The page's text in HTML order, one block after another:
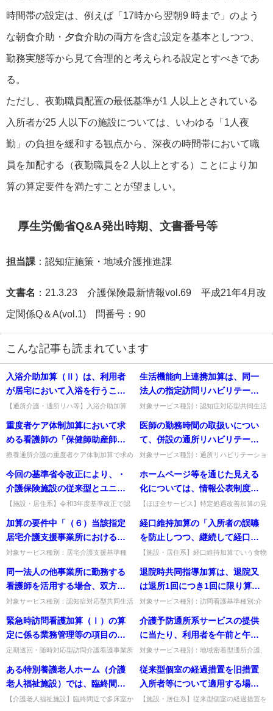
時間帯の設定は、例えば「17時から翌朝9 時まで」のよう
な朝食介助・夕食介助の両方を含む設定を基本としつつ、
勤務実態等から見て合理的と考えられる設定とすべきであ
る。
ただし、夜勤職員配置の最低基準が1 人以上とされている
入所者が25 人以下の施設については、いわゆる「1人夜
勤」の負担を緩和する観点から、深夜の時間帯において職
員を加配する（夜勤職員を2 人以上とする）ことにより加
算の算定要件を満たすことが望ましい。
厚生労働省Q&A発出時期、文書番号等
担当課 ：認知症施策・地域介護推進課
文書名 ：21.3.23 介護保険最新情報vol.69 平成21年4月改
定関係Q＆A(vol.1) 問番号：90
こんな記事も読まれています
入浴介助加算（Ⅱ）は、利用者
が居宅において入浴を行うこと
ができるようになることを目的
とするものであるが、この場合
の「居宅」とはどのような場所
【通所介護・通所リハ等】入浴介助加算
宅（高齢者住宅含む）や親族の自宅を想定
し、浴室がない等の場合は5...
生活機能向上連携加算は、同一
法人の指定訪問リハビリテーシ
ョン事業所若しくは指定通所リ
ハビリテーション事業所又はリ
ハビリテーションを実施してい
可病床数200床未満のものに限
る。）と連携する場合も算定で
きるものと考えてよいか。
対象サービス種別：認知症対応型共同生活
携加算」質問生活機能向上連携加算は、同
一法人の指定訪問リハビリテ...
重度者ケア体制加算において求
める看護師の「保健師助産師看
護師法第37条の2第2項第5号に規
定する指定研修機関において行
われる研修等」とは、どのよう
療養通所介護の重度者ケア体制加算で求め
に係る看護師の研修制度により厚生労働大
臣が指定する指定研修機関で...
医師の勤務時間の取扱いについ
て、併設の通所リハビリテーシ
ョン事業所等のリハビリテーシ
ョン会議に参加している時間
や、リハビリテーションマネジ
ている場合であって、医師が通
所リハビリテーション計画等に
ついて本人又は家族に対する説
明等に要する時間については、
病院、診療所及び介護老人保健
施設、介護医療院の医師の人員
対象サービス種別：通所リハビリテーショ
医師の勤務時間の取扱いについて、併設の
通所リハビリテーション事業...
今回の基準省令改正により、・
介護保険施設の従来型とユニッ
ト型を併設する場合に、介護・
看護職員が兼務すること・広域
型特別養護老人ホーム又は介護
老人保健施設と小規模多機能型
居宅介護事業所を併設する場合
に、管理者・介護職員が兼務す
ること・本体施設が（地域密着
型）特別養護老人ホームである
場合に、サテライト型居住施設
に生活相談員を置かないこと・
て、栄養士を置かないこと・施
設系サービス及び短期入所系サ
ービスにおける個室ユニット型
【施設・居住系】令和3年度基準改正で認
意点。ケアの質の担保と、職員の労務管理
への十分な配慮が必要。出典...
ホームページ等を通じた見える
化については、情報公表制度を
活用しないことも可能か。
【ほぼ全サービス】特定処遇改善加算の見
可能か。自事業所のホームページで取得状
況等を公表することも可能。...
加算の要件中「（６）当該指定
居宅介護支援事業所における介
護支援専門員に対し、計画的に
研修を実施していること。」と
あり、「毎年度少なくとも次年
度が始まるまでに次年度の計画
を定めなければならない」とあ
るが、各年４月に算定するにあ
たり、事業所は報酬算定にかか
る届出までに研修計画を定めれ
ば算定できるのか。
対象サービス種別：居宅介護支援基準種
の要件中「（６）当該指定居宅介護支援事
業所における介護支援専門員に...
経口維持加算の「入所者の誤嚥
を防止しつつ、継続して経口に
よる食事の摂取を進めるための
食物形態、摂取方法等における
適切な配慮」とは具体的にどの
【施設・居住系】経口維持加算でいう食物
み食を一律に用いず、個々の嚥下状況に応
じた食物形態とし、食べる楽...
同一法人の他事業所に勤務する
看護師を活用する場合、双方の
常勤換算はどのように考えられ
るのか。（他事業所に常勤配置
とされている従業者を併任して
対象サービス種別：認知症対応型共同生活
算」質問同一法人の他事業所に勤務する看
護師を活用する場合、双方の...
退院時共同指導加算は、退院又
は退所1回につき1回に限り算定
できることとされているが、利
用者が１ヶ月に入退院を繰り返
した場合、１月に複数回の算定
ができるのか。
対象サービス種別：訪問看護基準種別:介
共同指導加算は、退院又は退所1回につき
1回に限り算定できることと...
緊急時訪問看護加算（Ⅰ）の算
定に係る業務管理等の項目のう
ち、「カ 電話等による連絡及び
相談を担当する者」とは、定期
巡回・随時対応型訪問介護看護
事業所の場合はどのように考え
ればよいか。
定期巡回・随時対応型訪問介護看護事業所
当する者」とは、随時対応サービスとして
利用者・家族等からの通報に...
介護予防通所系サービスの提供
に当たり、利用者を午前と午後
に分けてサービス提供を行うこ
とは可能か。
対象サービス種別：地域密着型通所介護,
運営基準「介護予防通所介護・通所リハビ
リテーション （サービス...
ある特別養護老人ホーム（介護
老人福祉施設）では、臨終間近
の方に対し、多床室では、身内
【介護老人福祉施設】臨終間近で多床室か
従来型個室の経過措置を旧措置
入所者等について適用する場合
の認定証の記載方法はどのよう
【施設・居住系】従来型個室の経過措置を